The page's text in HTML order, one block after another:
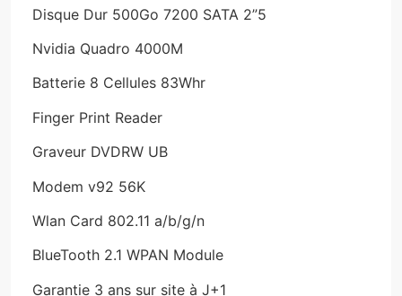
Disque Dur 500Go 7200 SATA 2”5
Nvidia Quadro 4000M
Batterie 8 Cellules 83Whr
Finger Print Reader
Graveur DVDRW UB
Modem v92 56K
Wlan Card 802.11 a/b/g/n
BlueTooth 2.1 WPAN Module
Garantie 3 ans sur site à J+1